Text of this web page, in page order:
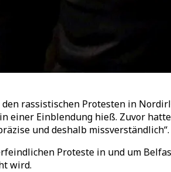
rassistischen Protesten in
einer Einblendung hieß. Zuvor
und deshalb missverständlich“.
Proteste in und um
wird.